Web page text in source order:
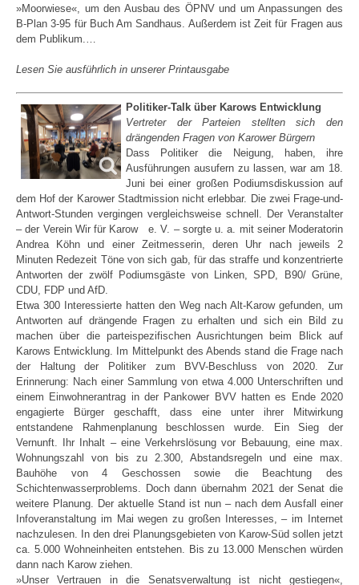
»Moorwiese«, um den Ausbau des ÖPNV und um Anpassungen des
B-Plan 3-95 für Buch Am Sandhaus. Außerdem ist Zeit für Fragen aus
dem Publikum.…
Lesen Sie ausführlich in unserer Printausgabe
Politiker-Talk über Karows Entwicklung
Vertreter der Parteien stellten sich den
drängenden Fragen von Karower Bürgern
Dass Politiker die Neigung, haben, ihre
Ausführungen ausufern zu lassen, war am 18.
Juni bei einer großen Podiumsdiskussion auf
dem Hof der Karower Stadtmission nicht erlebbar. Die zwei Frage-und-
Antwort-Stunden vergingen vergleichsweise schnell. Der Veranstalter
– der Verein Wir für Karow e. V. – sorgte u. a. mit seiner Moderatorin
Andrea Köhn und einer Zeitmesserin, deren Uhr nach jeweils 2
Minuten Redezeit Töne von sich gab, für das straffe und konzentrierte
Antworten der zwölf Podiumsgäste von Linken, SPD, B90/ Grüne,
CDU, FDP und AfD.
Etwa 300 Interessierte hatten den Weg nach Alt-Karow gefunden, um
Antworten auf drängende Fragen zu erhalten und sich ein Bild zu
machen über die parteispezifischen Ausrichtungen beim Blick auf
Karows Entwicklung. Im Mittelpunkt des Abends stand die Frage nach
der Haltung der Politiker zum BVV-Beschluss von 2020. Zur
Erinnerung: Nach einer Sammlung von etwa 4.000 Unterschriften und
einem Einwohnerantrag in der Pankower BVV hatten es Ende 2020
engagierte Bürger geschafft, dass eine unter ihrer Mitwirkung
entstandene Rahmenplanung beschlossen wurde. Ein Sieg der
Vernunft. Ihr Inhalt – eine Verkehrslösung vor Bebauung, eine max.
Wohnungszahl von bis zu 2.300, Abstandsregeln und eine max.
Bauhöhe von 4 Geschossen sowie die Beachtung des
Schichtenwasserproblems. Doch dann übernahm 2021 der Senat die
weitere Planung. Der aktuelle Stand ist nun – nach dem Ausfall einer
Infoveranstaltung im Mai wegen zu großen Interesses, – im Internet
nachzulesen. In den drei Planungsgebieten von Karow-Süd sollen jetzt
ca. 5.000 Wohneinheiten entstehen. Bis zu 13.000 Menschen würden
dann nach Karow ziehen.
»Unser Vertrauen in die Senatsverwaltung ist nicht gestiegen«,